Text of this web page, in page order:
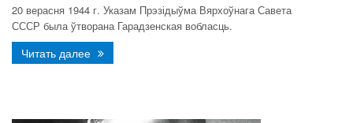
20 верасня 1944 г. Указам Прэзідыўма Вярхоўнага Савета
СССР была ўтворана Гарадзенская вобласць.
Читать далее